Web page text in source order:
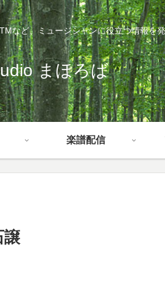
など、ミュージシャンに役立つ情報を
まほろば
楽譜配信
譲